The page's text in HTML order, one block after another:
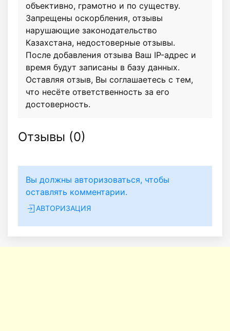
объективно, грамотно и по существу.
Запрещены оскорбления, отзывы
нарушающие законодательство
Казахстана, недостоверные отзывы.
После добавления отзыва Ваш IP-адрес и
время будут записаны в базу данных.
Оставляя отзыв, Вы соглашаетесь с тем,
что несёте ответственность за его
достоверность.
Отзывы (0)
Вы должны авторизоваться, чтобы
оставлять комментарии.
АВТОРИЗАЦИЯ